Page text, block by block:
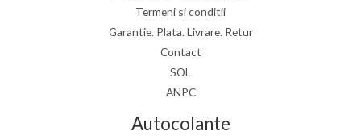
Termeni si conditii
Garantie. Plata. Livrare. Retur
Contact
SOL
ANPC
Autocolante